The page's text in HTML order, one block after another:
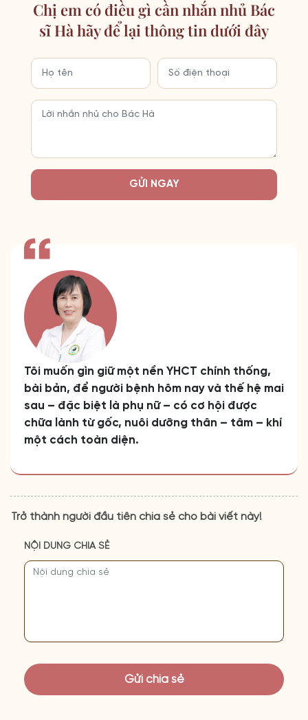
Chị em có điều gì cần nhắn nhủ Bác
sĩ Hà hãy để lại thông tin dưới đây
GỬI NGAY
Tôi muốn gìn giữ một nền YHCT chính thống,
bài bản, để người bệnh hôm nay và thế hệ mai
sau – đặc biệt là phụ nữ – có cơ hội được
chữa lành từ gốc, nuôi dưỡng thân – tâm – khí
một cách toàn diện.
Trở thành người đầu tiên chia sẻ cho bài viết này!
NỘI DUNG CHIA SẺ